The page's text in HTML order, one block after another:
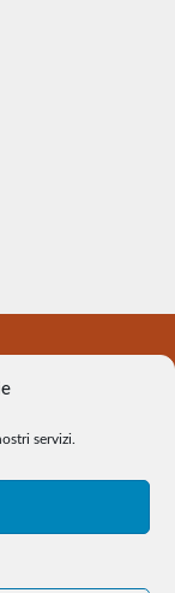
servizi.
violazione dei